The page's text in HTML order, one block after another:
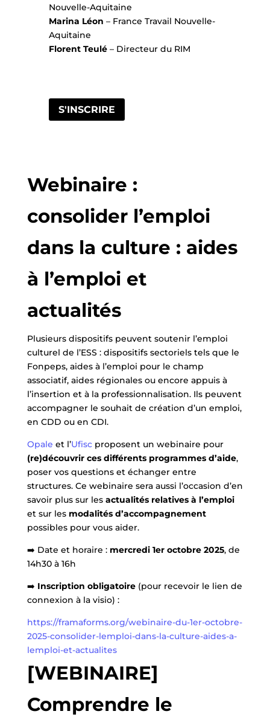
Nouvelle-Aquitaine
Marina Léon – France Travail Nouvelle-
Aquitaine
Florent Teulé– Directeur du RIM
S'INSCRIRE
Webinaire :
consolider l’emploi
dans la culture : aides
à l’emploi et
actualités
Plusieurs dispositifs peuvent soutenir l’emploi
culturel de l’ESS : dispositifs sectoriels tels que le
Fonpeps, aides à l’emploi pour le champ
associatif, aides régionales ou encore appuis à
l’insertion et à la professionnalisation. Ils peuvent
accompagner le souhait de création d’un emploi,
en CDD ou en CDI.
Opale et l’Ufiscproposent un webinaire pour
(re)découvrir ces différents programmes d’aide,
poser vos questions et échanger entre
structures. Ce webinaire sera aussi l’occasion d’en
savoir plus sur les actualités relatives à l’emploi
et sur les modalités d’accompagnement
possibles pour vous aider.
➡️ Date et horaire : mercredi 1er octobre 2025, de
14h30 à 16h
➡️ Inscription obligatoire(pour recevoir le lien de
connexion à la visio) :
https://framaforms.org/webinaire-du-1er-octobre-
2025-consolider-lemploi-dans-la-culture-aides-a-
lemploi-et-actualites
[WEBINAIRE]
Comprendre le